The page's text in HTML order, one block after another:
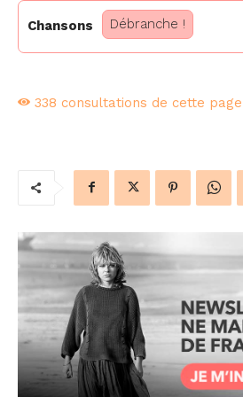
Chansons Débranche !
338 consultations de cette page